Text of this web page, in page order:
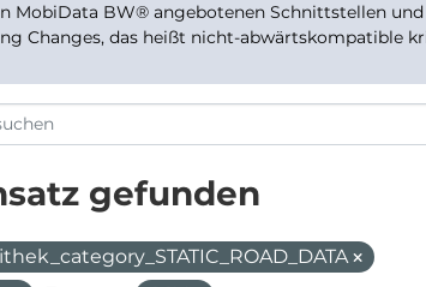
MobiData BW® angebotenen Schnittstellen
Changes, das heißt nicht-abwärtskompatible
gefunden